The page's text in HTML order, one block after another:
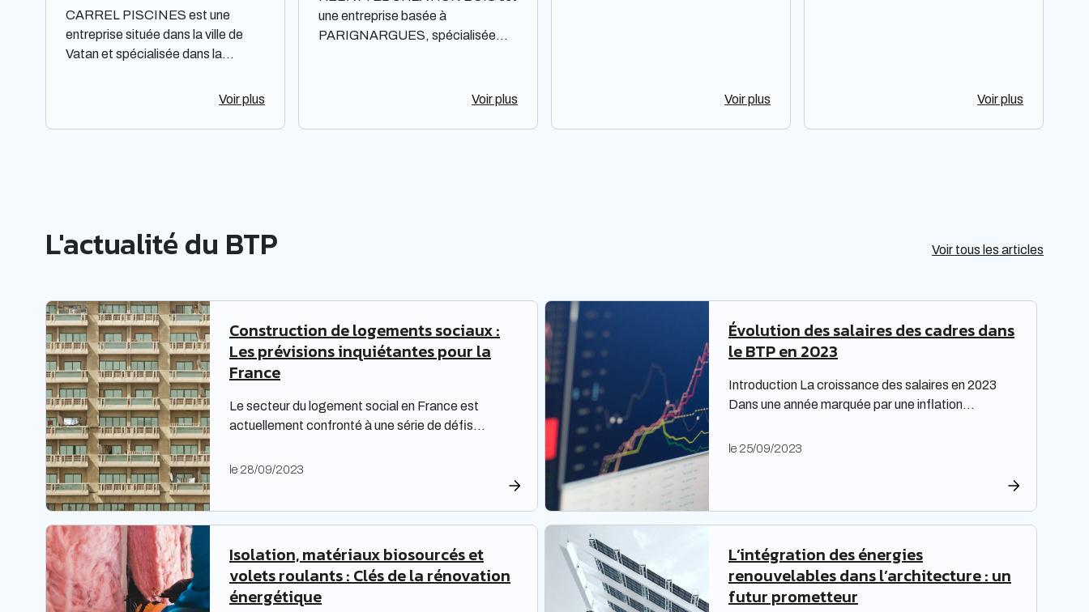
CARREL PISCINES est une
entreprise située dans la ville de
Vatan et spécialisée dans la
piscines. Elle est constituée sous
limitée à associé unique. Située
faire et une expertise reconnus
Voir plus
une entreprise basée à
PARIGNARGUES, spécialisée
responsabilité limitée à associé
la région Languedoc-Roussillon-
Voir plus Voir plus Voir plus
L'actualité du BTP Voir tous les articles
Construction de logements sociaux :
Les prévisions inquiétantes pour la
France
Le secteur du logement social en France est
actuellement confronté à une série de défis
Les bailleurs sociaux doivent non seulement
étude prospective réalisée par la Banque des
le 28/09/2023
Évolution des salaires des cadres dans
le BTP en 2023
Introduction La croissance des salaires en 2023
Dans une année marquée par une inflation
générosité en matière de rémunération. « Face à
main à la poche », relève le cabinet de recrutement
le 25/09/2023
Isolation, matériaux biosourcés et
volets roulants : Clés de la rénovation
énergétique
L’intégration des énergies
renouvelables dans l’architecture : un
futur prometteur